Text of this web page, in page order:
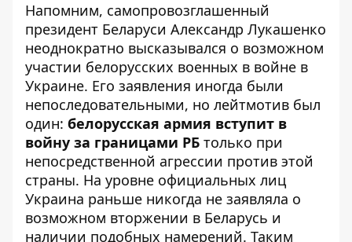
Напомним, самопровозглашенный
президент Беларуси Александр Лукашенко
неоднократно высказывался о возможном
участии белорусских военных в войне в
Украине. Его заявления иногда были
непоследовательными, но лейтмотив был
один: белорусская армия вступит в
войну за границами РБ только при
непосредственной агрессии против этой
страны. На уровне официальных лиц
Украина раньше никогда не заявляла о
возможном вторжении в Беларусь и
наличии подобных намерений. Таким